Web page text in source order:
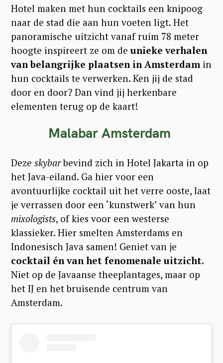
Hotel maken met hun cocktails een knipoog
naar de stad die aan hun voeten ligt. Het
panoramische uitzicht vanaf ruim 78 meter
hoogte inspireert ze om de unieke verhalen
van belangrijke plaatsen in Amsterdam in
hun cocktails te verwerken. Ken jij de stad
door en door? Dan vind jij herkenbare
elementen terug op de kaart!
Malabar Amsterdam
Deze skybarbevind zich in Hotel Jakarta in op
het Java-eiland. Ga hier voor een
avontuurlijke cocktail uit het verre ooste, laat
je verrassen door een ‘kunstwerk’ van hun
mixologists, of kies voor een westerse
klassieker. Hier smelten Amsterdams en
Indonesisch Java samen! Geniet van je
cocktail én van het fenomenale uitzicht.
Niet op de Javaanse theeplantages, maar op
het IJ en het bruisende centrum van
Amsterdam.